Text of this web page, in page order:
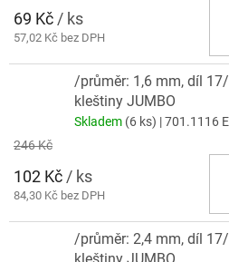
69 Kč / ks
57,02 Kč bez DPH
/průměr: 1,6 mm, díl
kleštiny JUMBO
Skladem (6 ks) | 701.1116
246 Kč
102 Kč / ks
84,30 Kč bez DPH
/průměr: 2,4 mm, díl